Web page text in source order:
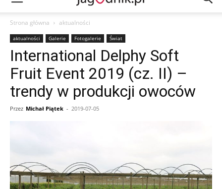
Strona główna aktualności
aktualności Galerie Fotogalerie Świat
International Delphy Soft
Fruit Event 2019 (cz. II) –
trendy w produkcji owoców
Przez Michał Piątek - 2019-07-05